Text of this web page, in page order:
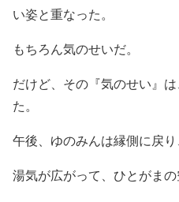
い姿と重なった。
もちろん気のせいだ。
だけど、その『気のせい』
た。
午後、ゆのみんは縁側に戻り
湯気が広がって、ひとがまの